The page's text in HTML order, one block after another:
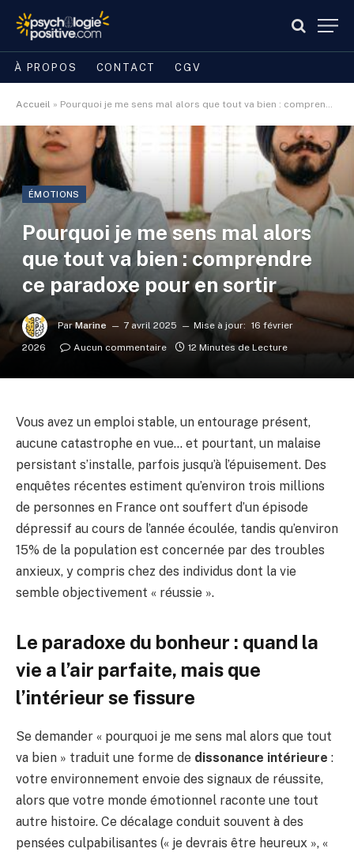
À PROPOS CONTACT CGV
Accueil » Pourquoi je me sens mal alors que tout va bien : comprendre ce paradoxe pour en sortir
ÉMOTIONS
Pourquoi je me sens mal alors
que tout va bien : comprendre
ce paradoxe pour en sortir
Par Marine 7 avril 2025 Mise à jour: 16 février
2026
Aucun commentaire 12 Minutes de Lecture
Vous avez un emploi stable, un entourage présent,
aucune catastrophe en vue… et pourtant, un malaise
persistant s’installe, parfois jusqu’à l’épuisement. Des
enquêtes récentes estiment qu’environ trois millions
de personnes en France ont souffert d’un épisode
dépressif au cours de l’année écoulée, tandis qu’environ
15% de la population est concernée par des troubles
anxieux, y compris chez des individus dont la vie
semble objectivement « réussie ».
Le paradoxe du bonheur : quand la
vie a l’air parfaite, mais que
l’intérieur se fissure
Se demander « pourquoi je me sens mal alors que tout
va bien » traduit une forme de dissonance intérieure :
votre environnement envoie des signaux de réussite,
alors que votre monde émotionnel raconte une tout
autre histoire. Ce décalage conduit souvent à des
pensées culpabilisantes (« je devrais être heureux », «